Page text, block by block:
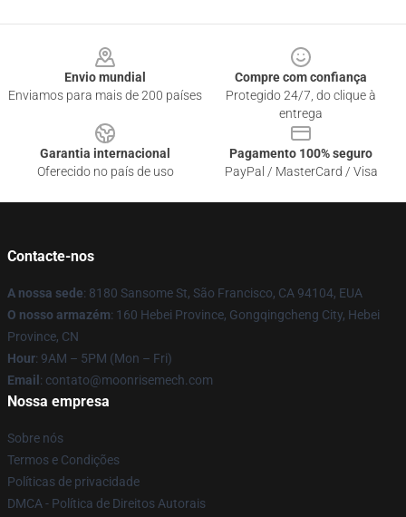
Envio mundial
Enviamos para mais de 200 países
Compre com confiança
Protegido 24/7, do clique à
entrega
Garantia internacional
Oferecido no país de uso
Pagamento 100% seguro
PayPal / MasterCard / Visa
Contacte-nos
A nossa sede: 8180 Sansome St, São Francisco, CA 94104, EUA
O nosso armazém: 160 Hebei Province, Gongqingcheng City, Hebei
Province, CN
Hour: 9AM – 5PM (Mon – Fri)
Email : contato@moonrisemech.com
Nossa empresa
Sobre nós
Termos e Condições
Políticas de privacidade
DMCA - Política de Direitos Autorais